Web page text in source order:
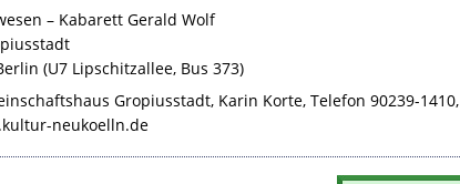
– Kabarett Gerald Wolf
(U7 Lipschitzallee, Bus 373)
Gropiusstadt, Karin Korte, Telefon 90239-1410,
neukoelln.de